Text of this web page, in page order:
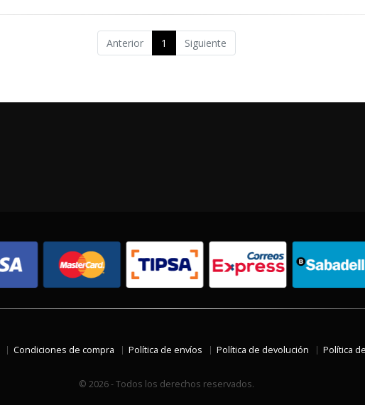
Anterior 1 Siguiente
Condiciones de compra Política de envíos Política de devolución Política
© 2026 - Todos los derechos reservados.